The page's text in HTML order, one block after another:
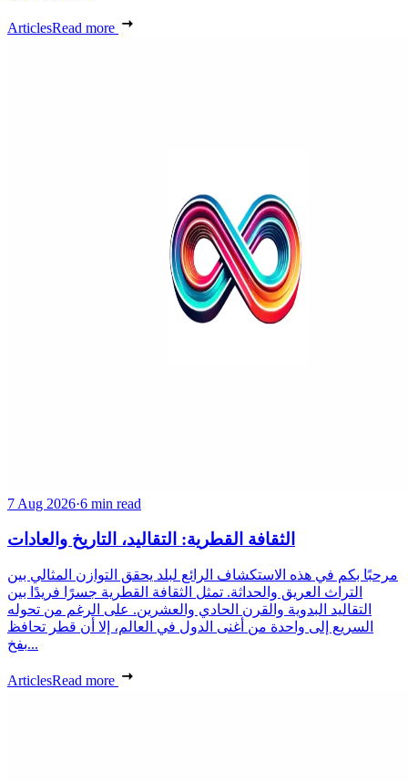
ArticlesRead more
7 Aug 2026·6 min read
الثقافة القطرية: التقاليد، التاريخ والعادات
مرحبًا بكم في هذه الاستكشاف الرائع لبلد يحقق التوازن المثالي بين
التراث العريق والحداثة. تمثل الثقافة القطرية جسرًا فريدًا بين
التقاليد البدوية والقرن الحادي والعشرين. على الرغم من تحوله
السريع إلى واحدة من أغنى الدول في العالم، إلا أن قطر تحافظ
بفخ...
ArticlesRead more